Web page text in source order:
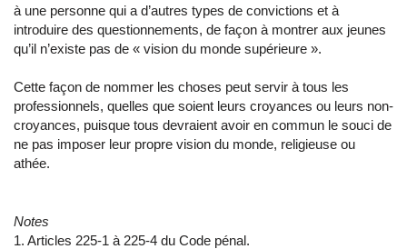
à une personne qui a d’autres types de convictions et à
introduire des questionnements, de façon à montrer aux jeunes
qu’il n’existe pas de « vision du monde supérieure ».
Cette façon de nommer les choses peut servir à tous les
professionnels, quelles que soient leurs croyances ou leurs non-
croyances, puisque tous devraient avoir en commun le souci de
ne pas imposer leur propre vision du monde, religieuse ou
athée.
Notes
1. Articles 225-1 à 225-4 du Code pénal.